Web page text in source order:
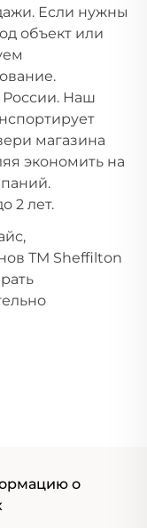
Если нужны
объект или
Наш
магазина
экономить на
2 лет.
ТМ Sheffilton
о